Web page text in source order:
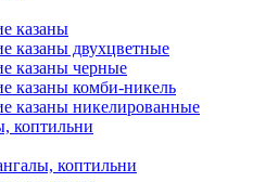
казаны
казаны двухцветные
казаны черные
казаны комби-никель
казаны никелированные
коптильни
коптильни